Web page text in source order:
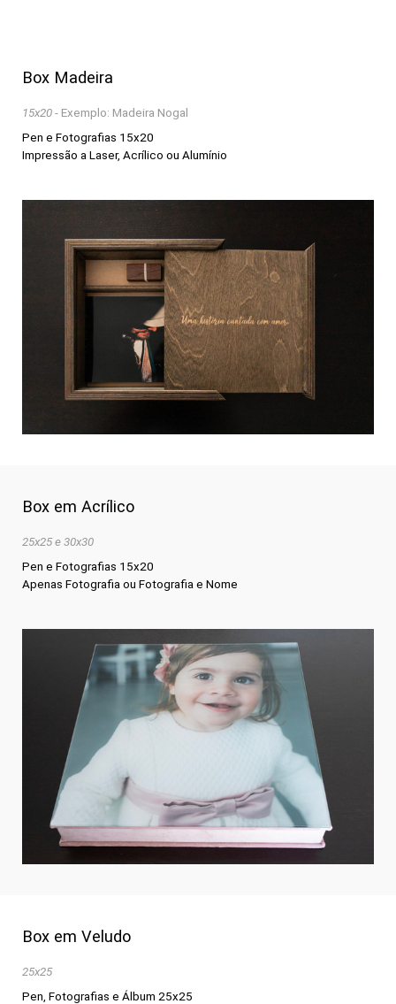
Box Madeira
15x20 - Exemplo: Madeira Nogal
Pen e Fotografias 15x20
Impressão a Laser, Acrílico ou Alumínio
Box em Acrílico
25x25 e 30x30
Pen e Fotografias 15x20
Apenas Fotografia ou Fotografia e Nome
Box em Veludo
25x25
Pen, Fotografias e Álbum 25x25